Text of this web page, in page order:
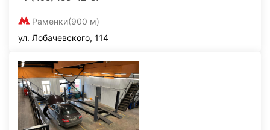
Раменки(900 м)
ул. Лобачевского, 114